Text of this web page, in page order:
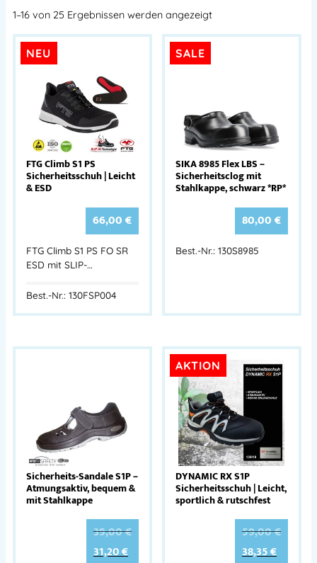
1–16 von 25 Ergebnissen werden angezeigt
NEU
FTG Climb S1 PS
Sicherheitsschuh | Leicht
& ESD
66,00€
FTG Climb S1 PS FO SR
ESD mit SLIP-…
Best.-Nr.: 130FSP004
SALE
SIKA 8985 Flex LBS –
Sicherheitsclog mit
Stahlkappe, schwarz *RP*
80,00€
Best.-Nr.: 130S8985
Sicherheits-Sandale S1P –
Atmungsaktiv, bequem &
mit Stahlkappe
39,00€
31,20€
AKTION
DYNAMIC RX S1P
Sicherheitsschuh | Leicht,
sportlich & rutschfest
59,00€
38,35€